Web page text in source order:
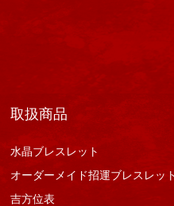
取扱商品
水晶ブレスレット
オーダーメイド招運ブレスレット
吉方位表